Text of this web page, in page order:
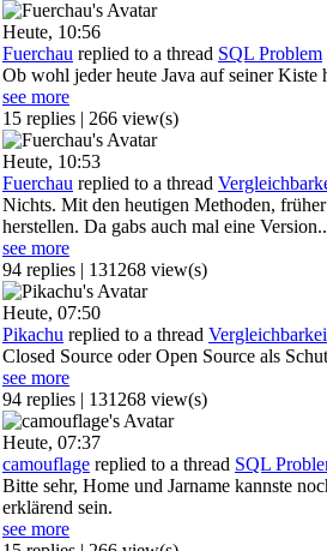
Heute, 10:56
Fuerchau replied to a thread SQL Problem
Ob wohl jeder heute Java auf seiner Kiste
see more
15 replies | 266 view(s)
Heute, 10:53
Fuerchau replied to a thread
Nichts. Mit den heutigen Methoden,
herstellen. Da gabs auch mal eine
see more
94 replies | 131268 view(s)
Heute, 07:50
Pikachu replied to a thread
Closed Source oder Open Source als
see more
94 replies | 131268 view(s)
Heute, 07:37
camouflage replied to a thread SQL
Bitte sehr, Home und Jarname kannste
erklärend sein.
see more